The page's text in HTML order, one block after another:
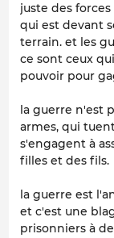
juste des
qui est devant
terrain. et les
ce sont ceux
pouvoir pour
la guerre n'est
armes, qui
s'engagent à
filles et des fils.
la guerre est
et c'est une
prisonniers à